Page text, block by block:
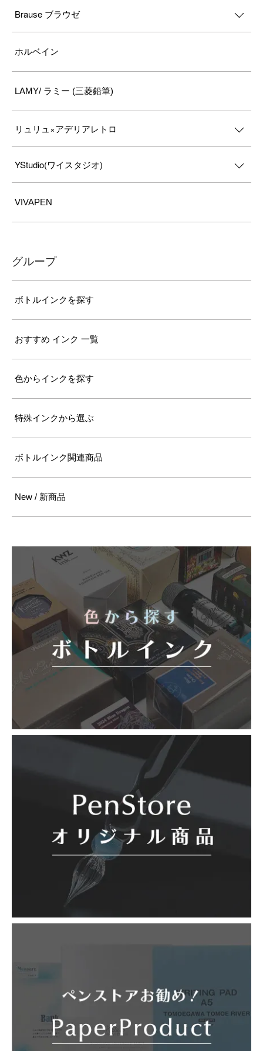
Brause ブラウゼ
ホルベイン
LAMY/ ラミー (三菱鉛筆)
リュリュ×アデリアレトロ
YStudio(ワイスタジオ)
VIVAPEN
グループ
ボトルインクを探す
おすすめ インク 一覧
色からインクを探す
特殊インクから選ぶ
ボトルインク関連商品
New / 新商品